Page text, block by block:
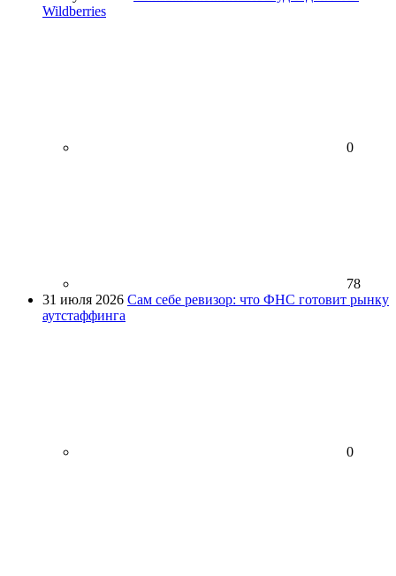
Wildberries
0
78
31 июля 2026 Сам себе ревизор: что ФНС готовит рынку
аутстаффинга
0